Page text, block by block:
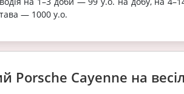
— 1000 у.о.
Porsche Cayenne на